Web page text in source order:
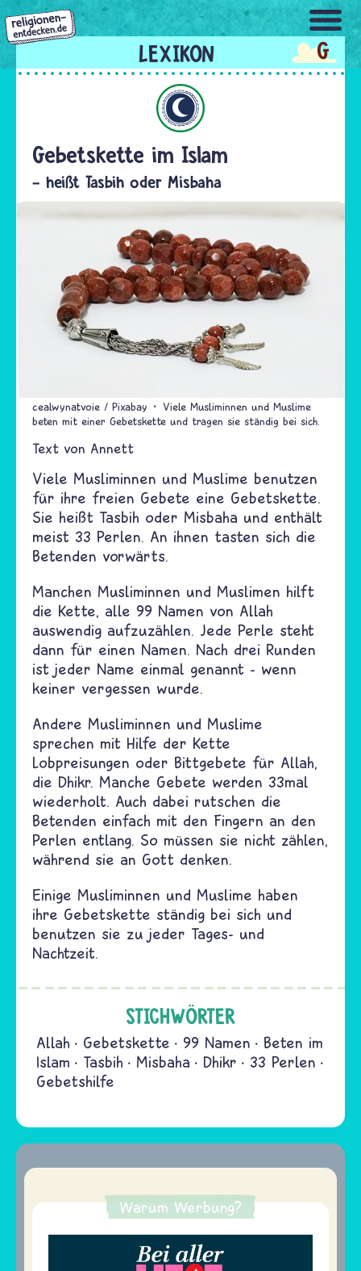
Direkt
zum
Inhalt
G
Gebetskette im Islam
- heißt Tasbih oder Misbaha
cealwynatvoie / Pixabay
Viele Musliminnen und Muslime
beten mit einer Gebetskette und tragen sie ständig bei sich.
Text von Annett
Viele Musliminnen und Muslime benutzen
für ihre freien Gebete eine Gebetskette.
Sie heißt Tasbih oder Misbaha und enthält
meist 33 Perlen. An ihnen tasten sich die
Betenden vorwärts.
Manchen Musliminnen und Muslimen hilft
die Kette, alle 99 Namen von Allah
auswendig aufzuzählen. Jede Perle steht
dann für einen Namen. Nach drei Runden
ist jeder Name einmal genannt - wenn
keiner vergessen wurde.
Andere Musliminnen und Muslime
sprechen mit Hilfe der Kette
Lobpreisungen oder Bittgebete für Allah,
die Dhikr. Manche Gebete werden 33mal
wiederholt. Auch dabei rutschen die
Betenden einfach mit den Fingern an den
Perlen entlang. So müssen sie nicht zählen,
während sie an Gott denken.
Einige Musliminnen und Muslime haben
ihre Gebetskette ständig bei sich und
benutzen sie zu jeder Tages- und
Nachtzeit.
STICHWÖRTER
Allah Gebetskette 99 Namen
Beten im
Islam
Tasbih Misbaha Dhikr
33 Perlen
Gebetshilfe
Warum Werbung?